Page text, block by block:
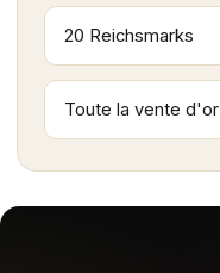
20 Reichsmarks
Toute la vente d'or